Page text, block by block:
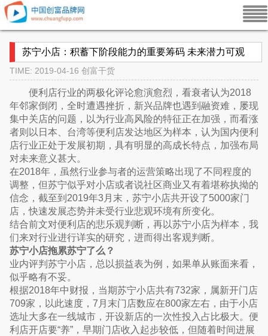
苏宁小店：积蓄下阶段能力的重要筹码 未来潜力可观
TIME: 2019-04-16 创富干货
便利店行业的两极化评论愈演愈烈，看衰者认为2018
年邻家倒闭，全时遭遇挫折，新兴品牌也遇到融资难，屡现
集中关店的问题，以为行业高风险的特征正在加强，而看涨
者则以日本、台湾等便利店发达地区为样本，认为国内便利
店行业正处于发展初期，具有明显的高成长特点，加强布局
对未来意义甚大。
在2018年，虽然行业参与者的运营策略出现了不同程度的
调整，但苏宁似乎对小店或者说社区商业又有着堪称执拗的
信念，截至到2019年3月末，苏宁小店共开设了5000家门
店，快速发展态势并未受行业悲观环境有所变化。
结合前文对便利店的悲乐观判断，再以苏宁小店为样本，我
们来对行业进行详实的研究，进而得出客观判断。
苏宁小店拖累苏宁了么？
业内评判苏宁小店，总以损益表为例，如果单从账面来看，
似乎略有不妥。
根据2018年中财报，当期苏宁小店共有732家，属新开门店
709家，以此速度，7月末门店数应在800家左右，由于小店
选址大多在一线城市，开设新店的一次性投入占比极大。便
利店开店要“养”，早期门店收入起步较低，但随着时间进展